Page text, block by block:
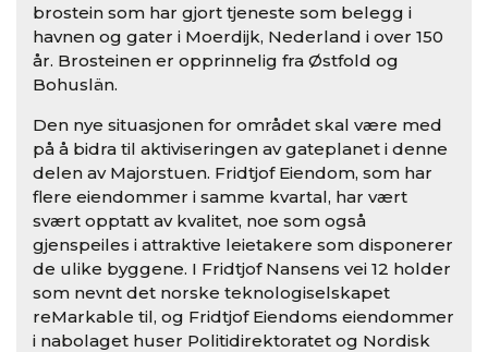
brostein som har gjort tjeneste som belegg i
havnen og gater i Moerdijk, Nederland i over 150
år. Brosteinen er opprinnelig fra Østfold og
Bohuslän.
Den nye situasjonen for området skal være med
på å bidra til aktiviseringen av gateplanet i denne
delen av Majorstuen. Fridtjof Eiendom, som har
flere eiendommer i samme kvartal, har vært
svært opptatt av kvalitet, noe som også
gjenspeiles i attraktive leietakere som disponerer
de ulike byggene. I Fridtjof Nansens vei 12 holder
som nevnt det norske teknologiselskapet
reMarkable til, og Fridtjof Eiendoms eiendommer
i nabolaget huser Politidirektoratet og Nordisk